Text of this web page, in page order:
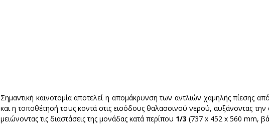
Σημαντική καινοτομία αποτελεί η απομάκρυνση των αντλιών χαμηλής πίεσης
και η τοποθέτησή τους κοντά στις εισόδους θαλασσινού νερού, αυξάνοντας την
μειώνοντας τις διαστάσεις της μονάδας κατά περίπου 1/3 (737 x 452 x 560 mm,